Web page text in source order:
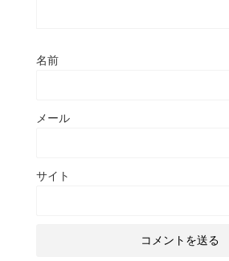
名前
メール
サイト